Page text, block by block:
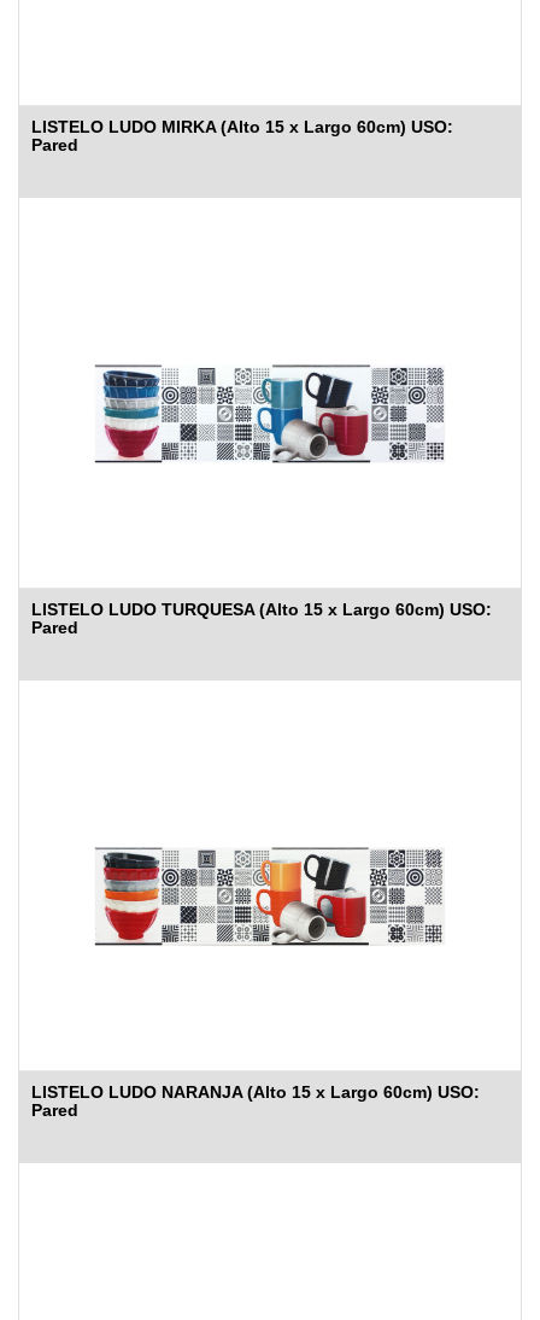
LISTELO LUDO MIRKA (Alto 15 x Largo 60cm) USO:
Pared
LISTELO LUDO TURQUESA (Alto 15 x Largo 60cm) USO:
Pared
LISTELO LUDO NARANJA (Alto 15 x Largo 60cm) USO:
Pared